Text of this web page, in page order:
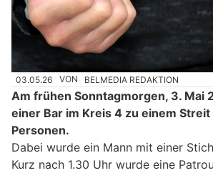
03.05.26 VON BELMEDIA REDAKTION
Am frühen Sonntagmorgen, 3. Mai
einer Bar im Kreis 4 zu einem
Personen.
Dabei wurde ein Mann mit einer
Kurz nach 1.30 Uhr wurde eine